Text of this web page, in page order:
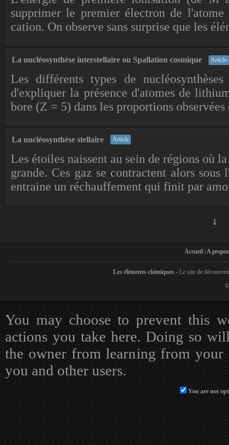
supprimer le premier électron de
cation. On observe sans surprise que les
La nucléosynthèse interstellaire ou Spallation cosmique Article
Les différents types de
d'expliquer la présence d'atomes de
bore (Z = 5) dans les proportions observées
La nucléosynthèse stellaire Article
Les étoiles naissent au sein de régions où
grande. Ces gaz se contractent alors
entraine un réchauffement qui finit par
1
Accueil| A propos
Les éléments chimiques - Le site de
You may choose to prevent this
actions you take here. Doing so
the owner from learning from your
you and other users.
You are not